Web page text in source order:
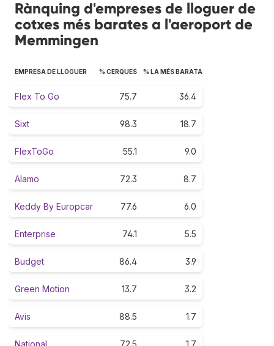
Rànquing d'empreses de lloguer de
cotxes més barates a l'aeroport de
Memmingen
EMPRESA DE LLOGUER % CERQUES % LA MÉS BARATA
Flex To Go 75.7 36.4
Sixt 98.3 18.7
FlexToGo 55.1 9.0
Alamo 72.3 8.7
Keddy By Europcar 77.6 6.0
Enterprise 74.1 5.5
Budget 86.4 3.9
Green Motion 13.7 3.2
Avis 88.5 1.7
National 72.5 1.7